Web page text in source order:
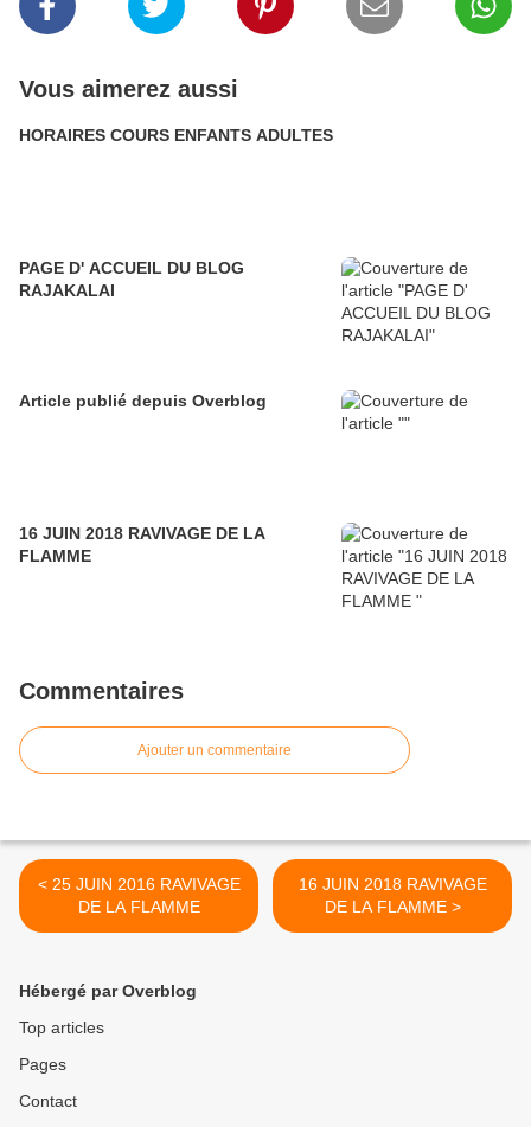
Vous aimerez aussi
HORAIRES COURS ENFANTS ADULTES
PAGE D' ACCUEIL DU BLOG
RAJAKALAI
Article publié depuis Overblog
16 JUIN 2018 RAVIVAGE DE LA
FLAMME
Commentaires
Ajouter un commentaire
< 25 JUIN 2016 RAVIVAGE
DE LA FLAMME
16 JUIN 2018 RAVIVAGE
DE LA FLAMME >
Hébergé par Overblog
Top articles
Pages
Contact